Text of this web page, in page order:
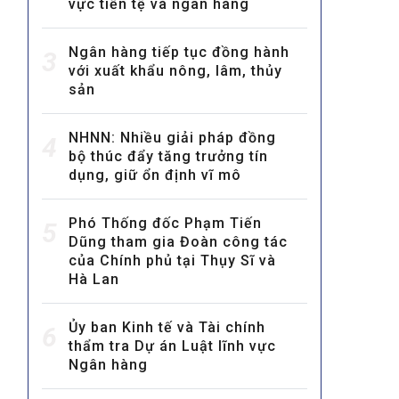
MULTIMEDIA
E-magazines
Photos
vực tiền tệ và ngân hàng
Ngân hàng tiếp tục đồng hành
với xuất khẩu nông, lâm, thủy
sản
NHNN: Nhiều giải pháp đồng
bộ thúc đẩy tăng trưởng tín
dụng, giữ ổn định vĩ mô
Phó Thống đốc Phạm Tiến
Dũng tham gia Đoàn công tác
của Chính phủ tại Thụy Sĩ và
Hà Lan
Ủy ban Kinh tế và Tài chính
thẩm tra Dự án Luật lĩnh vực
Ngân hàng